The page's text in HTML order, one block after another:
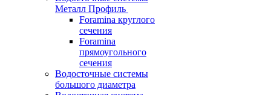
Металл Профиль
Foramina круглого
сечения
Foramina
прямоугольного
сечения
Водосточные системы
большого диаметра